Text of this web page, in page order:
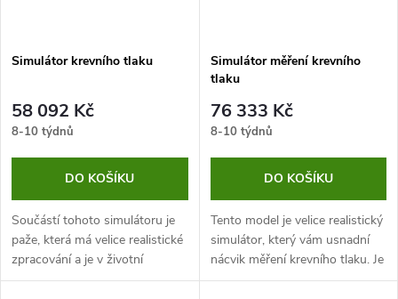
p
r
o
d
u
s
p
r
d
u
Simulátor krevního tlaku
58 092 Kč
8-10 týdnů
DO KOŠÍKU
Součástí tohoto simulátoru je
paže, která má velice realistické
zpracování a je v životní
velikosti. Simulátor umožňuje
Simulátor měření krevního
tlaku
76 333 Kč
8-10 týdnů
DO KOŠÍKU
Tento model je velice realistický
simulátor, který vám usnadní
nácvik měření krevního tlaku. Je
vybaven reproduktorem, který